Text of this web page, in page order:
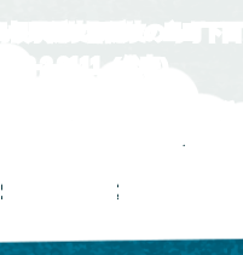
日から金曜日 祝日・休日
イトマップ ホームページに